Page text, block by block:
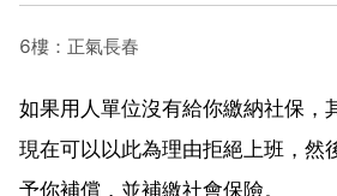
6樓：正氣長春
如果用人單位沒有給你繳納社保，
現在可以以此為理由拒絕上班，然
予你補償，並補繳社會保險。